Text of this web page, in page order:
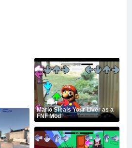
Mario Steals Your Liver as a
FNF Mod